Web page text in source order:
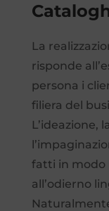
La
risponde
persona i
filiera del
L’ideazione,
fatti in modo
all’odierno